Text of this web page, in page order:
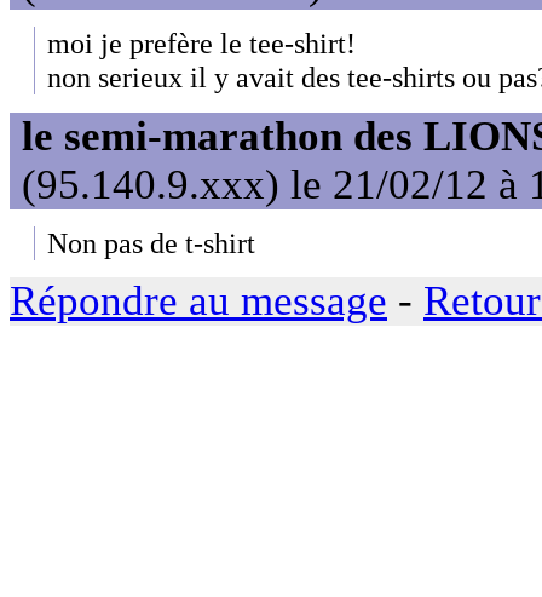
moi je prefère le tee-shirt!
non serieux il y avait des tee-shirts ou
le semi-marathon des
(95.140.9.xxx) le 21/02/12 à
Non pas de t-shirt
Répondre au message -